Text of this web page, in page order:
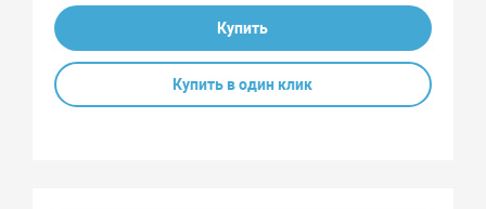
Купить
Купить в один клик